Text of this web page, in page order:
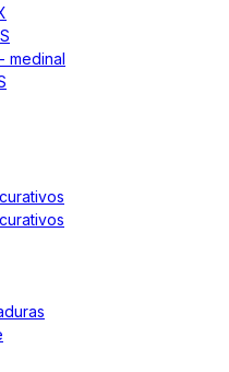
medinal